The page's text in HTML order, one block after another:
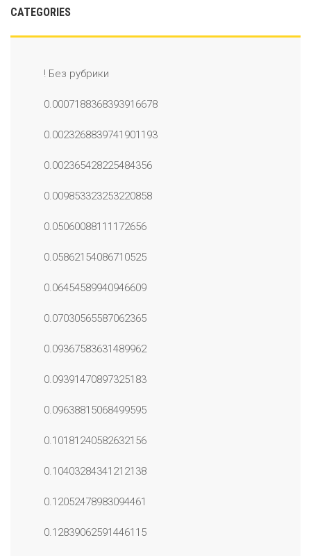
CATEGORIES
! Без рубрики
0.0007188368393916678
0.0023268839741901193
0.002365428225484356
0.009853323253220858
0.05060088111172656
0.05862154086710525
0.06454589940946609
0.07030565587062365
0.09367583631489962
0.09391470897325183
0.09638815068499595
0.10181240582632156
0.10403284341212138
0.12052478983094461
0.12839062591446115